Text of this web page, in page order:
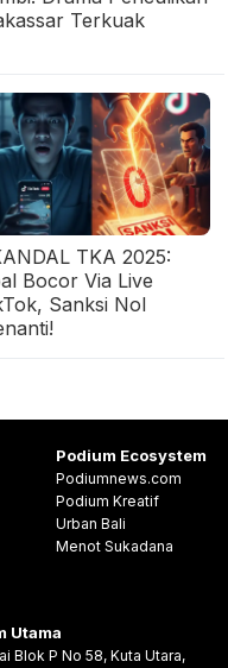
Terkuak
TKA 2025:
Bocor Via Live
Sanksi Nol
Podium Ecosystem
Podiumnews.com
Podium Kreatif
Urban Bali
Menot Sukadana
Utama
Blok P No 58, Kuta Utara,